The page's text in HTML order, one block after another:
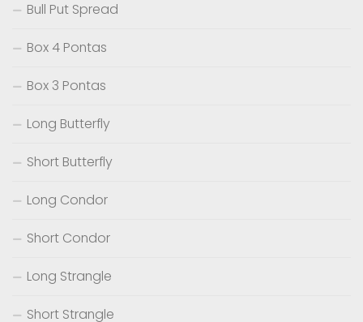
Bull Put Spread
Box 4 Pontas
Box 3 Pontas
Long Butterfly
Short Butterfly
Long Condor
Short Condor
Long Strangle
Short Strangle